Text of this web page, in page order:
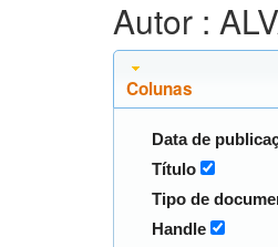
Autor :
Colunas
Data de
Título
Tipo de
Handle